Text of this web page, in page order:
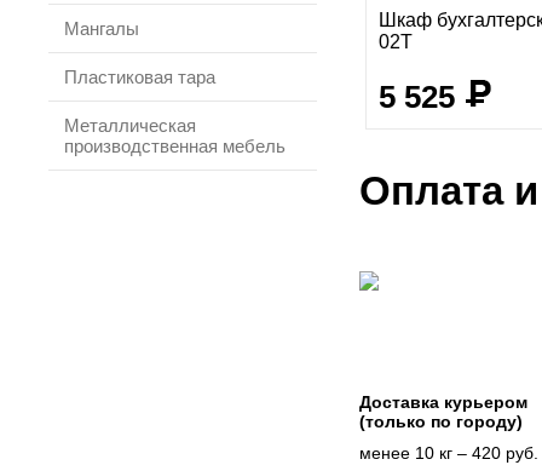
Мангалы
Пластиковая тара
Металлическая
производственная мебель
Шкаф
02T
5 525
Оплата
Доставка курьером
(только по городу)
менее 10 кг – 420 руб.